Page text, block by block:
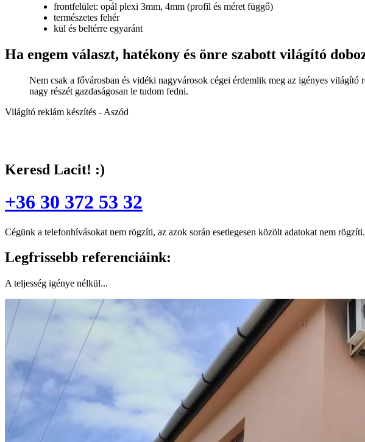
frontfelület: opál plexi 3mm, 4mm (profil és méret függő)
természetes fehér
kül és beltérre egyaránt
Ha engem választ, hatékony és önre szabott világító
Nem csak a fővárosban és vidéki nagyvárosok cégei érdemlik meg az igényes
nagy részét gazdaságosan le tudom fedni.
Világító reklám készítés - Aszód
Keresd Lacit! :)
+36 30 372 53 32
Cégünk a telefonhívásokat nem rögzíti, az azok során esetlegesen közölt adatokat nem
Legfrissebb referenciáink:
A teljesség igénye nélkül...